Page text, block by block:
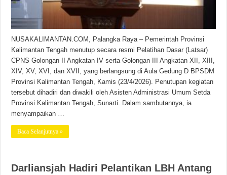
NUSAKALIMANTAN.COM, Palangka Raya – Pemerintah Provinsi
Kalimantan Tengah menutup secara resmi Pelatihan Dasar (Latsar)
CPNS Golongan II Angkatan IV serta Golongan III Angkatan XII, XIII,
XIV, XV, XVI, dan XVII, yang berlangsung di Aula Gedung D BPSDM
Provinsi Kalimantan Tengah, Kamis (23/4/2026). Penutupan kegiatan
tersebut dihadiri dan diwakili oleh Asisten Administrasi Umum Setda
Provinsi Kalimantan Tengah, Sunarti. Dalam sambutannya, ia
menyampaikan …
Baca Selanjutnya »
Darliansjah Hadiri Pelantikan LBH Antang